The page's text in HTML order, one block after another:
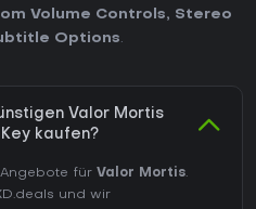
Volume Controls, Stereo
Options.
Valor Mortis
kaufen?
für Valor Mortis.
und wir